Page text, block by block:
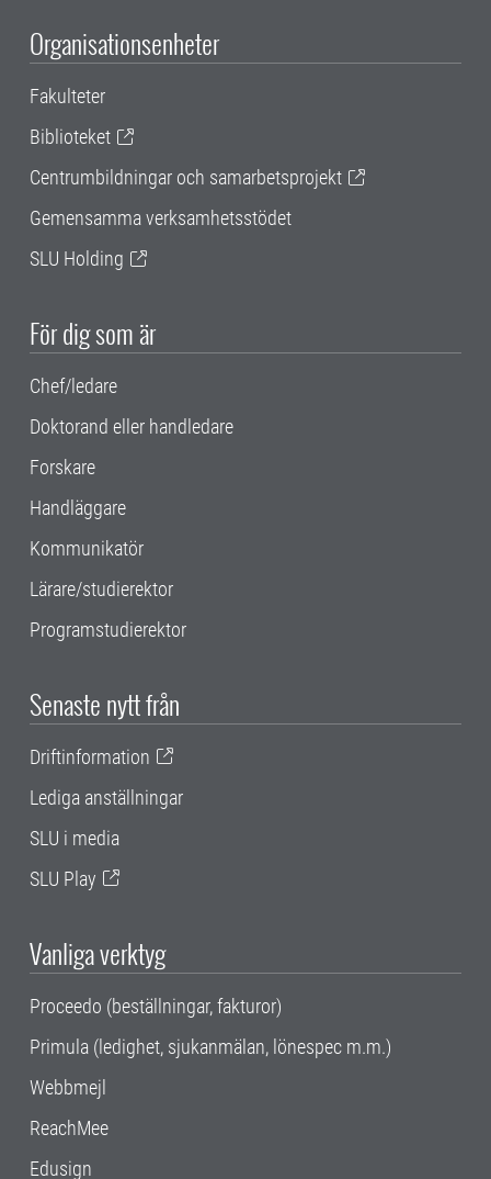
Organisationsenheter
Fakulteter
Biblioteket
Centrumbildningar och samarbetsprojekt
Gemensamma verksamhetsstödet
SLU Holding
För dig som är
Chef/ledare
Doktorand eller handledare
Forskare
Handläggare
Kommunikatör
Lärare/studierektor
Programstudierektor
Senaste nytt från
Driftinformation
Lediga anställningar
SLU i media
SLU Play
Vanliga verktyg
Proceedo (beställningar, fakturor)
Primula (ledighet, sjukanmälan, lönespec m.m.)
Webbmejl
ReachMee
Edusign